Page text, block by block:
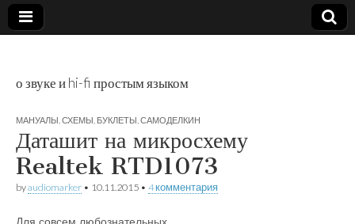
audioGO
о звуке и hi-fi простым языком
МАНУАЛЫ, СХЕМЫ, БУКЛЕТЫ САМОДЕЛКИН
Даташит на микросхему
Realtek RTD1073
byaudiomarker • 10.11.2015 • 4 комментария